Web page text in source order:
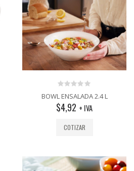
0
out
of
5
BOWL ENSALADA 2.4 L
$4,92 + IVA
COTIZAR